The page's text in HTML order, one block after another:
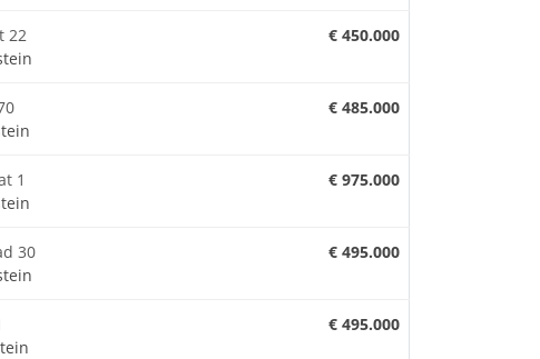
22
€ 450.000
€ 485.000
1
€ 975.000
30
€ 495.000
€ 495.000